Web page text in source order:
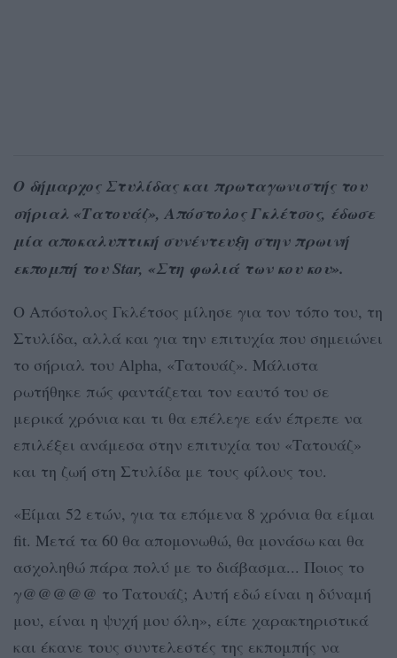
Ο δήμαρχος Στυλίδας και πρωταγωνιστής του
σήριαλ «Τατουάζ», Απόστολος Γκλέτσος, έδωσε
μία αποκαλυπτική συνέντευξη στην πρωινή
εκπομπή του Star, «Στη φωλιά των κου κου».
Ο Απόστολος Γκλέτσος μίλησε για τον τόπο του, τη
Στυλίδα, αλλά και για την επιτυχία που σημειώνει
το σήριαλ του Alpha, «Τατουάζ». Μάλιστα
ρωτήθηκε πώς φαντάζεται τον εαυτό του σε
μερικά χρόνια και τι θα επέλεγε εάν έπρεπε να
επιλέξει ανάμεσα στην επιτυχία του «Τατουάζ»
και τη ζωή στη Στυλίδα με τους φίλους του.
«Είμαι 52 ετών, για τα επόμενα 8 χρόνια θα είμαι
fit. Μετά τα 60 θα απομονωθώ, θα μονάσω και θα
ασχοληθώ πάρα πολύ με το διάβασμα... Ποιος το
γ@@@@@ το Τατουάζ; Αυτή εδώ είναι η δύναμή
μου, είναι η ψυχή μου όλη», είπε χαρακτηριστικά
και έκανε τους συντελεστές της εκπομπής να